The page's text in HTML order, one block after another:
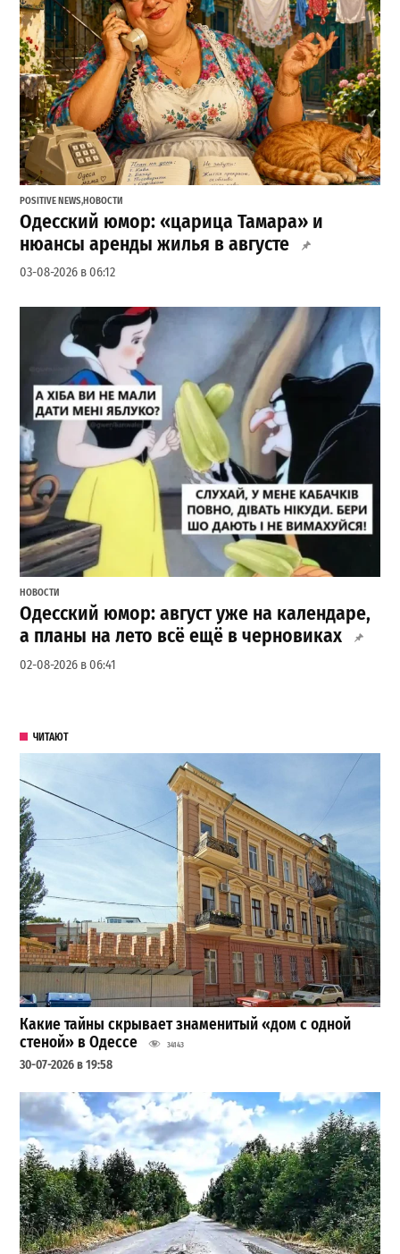
POSITIVE NEWS,НОВОСТИ
Одесский юмор: «царица Тамара» и
нюансы аренды жилья в августе
03-08-2026 в 06:12
НОВОСТИ
Одесский юмор: август уже на календаре,
а планы на лето всё ещё в черновиках
02-08-2026 в 06:41
ЧИТАЮТ
Какие тайны скрывает знаменитый «дом с одной
стеной» в Одессе
34143
30-07-2026 в 19:58